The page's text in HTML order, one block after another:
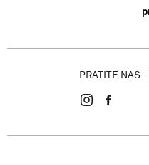
PRATITE NAS